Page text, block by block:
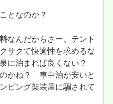
となのか？
なんだからさー、テント
サクて快適性を求めるな
に泊まれば良くない？
かね？ 車中泊が安いと
ピング架装屋に騙されて